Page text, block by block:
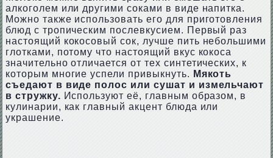
алкоголем или другими соками в виде напитка.
Можно также использовать его для приготовления
блюд с тропическим послевкусием. Первый раз
настоящий кокосовый сок, лучше пить небольшими
глотками, потому что настоящий вкус кокоса
значительно отличается от тех синтетических, к
которым многие успели привыкнуть. Мякоть
съедают в виде полос или сушат и измельчают
в стружку. Используют её, главным образом, в
кулинарии, как главный акцент блюда или
украшение.